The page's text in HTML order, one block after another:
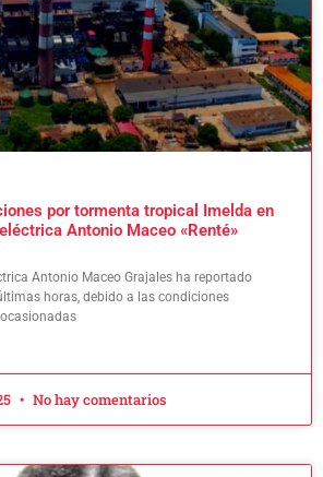
por tormenta tropical Imelda en
Antonio Maceo «Renté»
Antonio Maceo Grajales ha reportado
horas, debido a las condiciones
No hay comentarios